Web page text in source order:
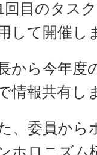
回目のタス
して開催し
から今年度
情報共有し
、委員から
ホロニズム